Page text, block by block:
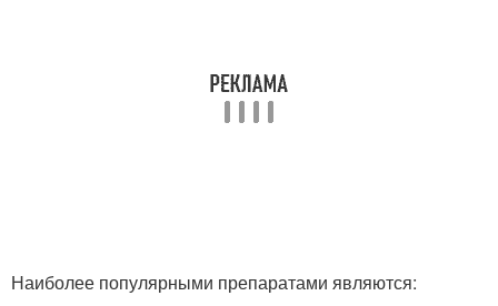
Наиболее популярными препаратами являются: